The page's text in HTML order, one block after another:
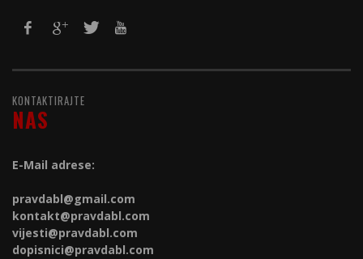
KONTAKTIRAJTE
NAS
E-Mail adrese:
pravdabl@gmail.com
kontakt@pravdabl.com
vijesti@pravdabl.com
dopisnici@pravdabl.com